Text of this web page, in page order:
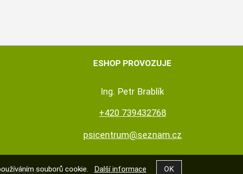
ESHOP PROVOZUJE
Ing. Petr Brablík
+420 739432768
psicentrum@seznam.cz
shopuShop5.czsouborů cookie. Další informace